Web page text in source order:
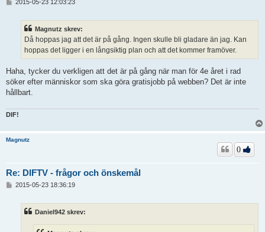
2015-05-23 12:03:23
Magnutz skrev:
Då hoppas jag att det är på gång. Ingen skulle bli gladare än jag. Kan
hoppas det ligger i en långsiktig plan och att det kommer framöver.
Haha, tycker du verkligen att det är på gång när man för 4e året i rad
söker efter människor som ska göra gratisjobb på webben? Det är inte
hållbart.
DIF!
Magnutz
Re: DIFTV - frågor och önskemål
0
2015-05-23 18:36:19
Daniel942 skrev: